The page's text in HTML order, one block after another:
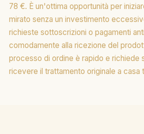
78 €. È un'ottima opportunità per
mirato senza un investimento
richieste sottoscrizioni o pagamenti
comodamente alla ricezione del
processo di ordine è rapido e richiede
ricevere il trattamento originale a casa